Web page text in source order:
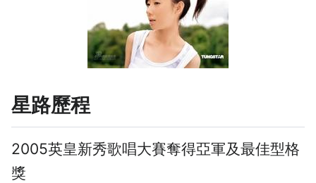
星路歷程
2005英皇新秀歌唱大賽奪得亞軍及最佳型格
獎